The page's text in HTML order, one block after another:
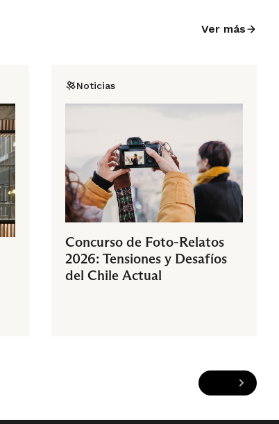
Ver más
Noticias
Concurso de Foto-Relatos
2026: Tensiones y Desafíos
del Chile Actual